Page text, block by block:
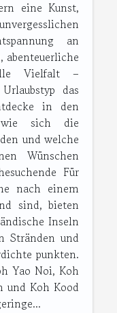
eine Kunst,
an
abenteuerliche
Vielfalt –
das
in den
wie sich die
und welche
Wünschen
Für
nach einem
sind, bieten
Inseln
Stränden und
punkten.
Yao Noi, Koh
und Koh Kood